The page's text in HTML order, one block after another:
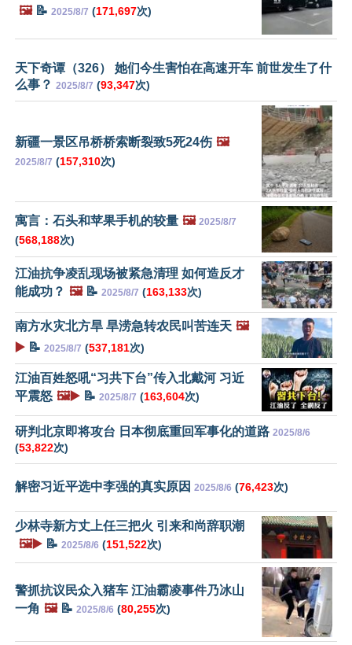
🖼️📝 2025/8/7 (171,697次)
天下奇谭（326） 她们今生害怕在高速开车 前世发生了什
么事？ 2025/8/7 (93,347次)
新疆一景区吊桥桥索断裂致5死24伤 🖼️
2025/8/7 (157,310次)
寓言：石头和苹果手机的较量 🖼️ 2025/8/7
(568,188次)
江油抗争凌乱现场被紧急清理 如何造反才
能成功？ 🖼️📝 2025/8/7 (163,133次)
南方水灾北方旱 旱涝急转农民叫苦连天 🖼️
▶️ 📝 2025/8/7 (537,181次)
江油百姓怒吼“习共下台”传入北戴河 习近
平震怒 🖼️▶️ 📝 2025/8/7 (163,604次)
研判北京即将攻台 日本彻底重回军事化的道路 2025/8/6
(53,822次)
解密习近平选中李强的真实原因 2025/8/6 (76,423次)
少林寺新方丈上任三把火 引来和尚辞职潮
🖼️▶️ 📝 2025/8/6 (151,522次)
警抓抗议民众入猪车 江油霸凌事件乃冰山
一角 🖼️📝 2025/8/6 (80,255次)